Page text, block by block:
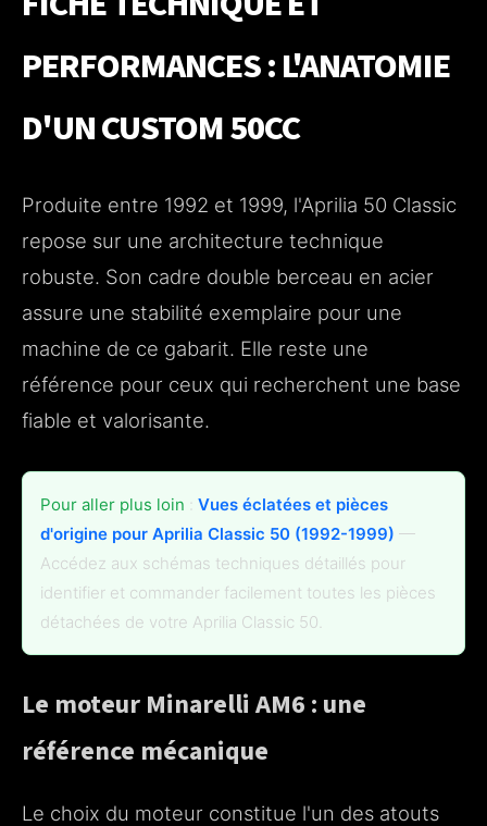
PERFORMANCES : L'ANATOMIE
D'UN CUSTOM 50CC
Produite entre 1992 et 1999, l'Aprilia 50 Classic
repose sur une architecture technique
robuste. Son cadre double berceau en acier
assure une stabilité exemplaire pour une
machine de ce gabarit. Elle reste une
référence pour ceux qui recherchent une base
fiable et valorisante.
Pour aller plus loin
Vues éclatées et pièces
d'origine pour Aprilia Classic 50 (1992-1999) —
Accédez aux schémas techniques détaillés pour
identifier et commander facilement toutes les pièces
détachées de votre Aprilia Classic 50.
Le moteur Minarelli AM6 : une
référence mécanique
Le choix du moteur constitue l'un des atouts